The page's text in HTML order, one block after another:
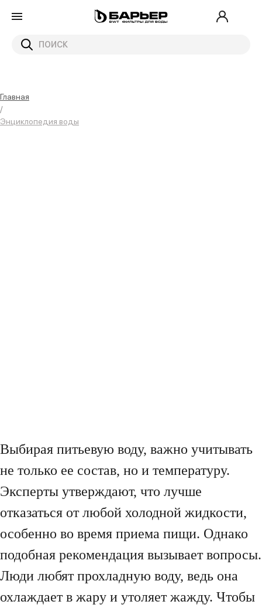
Главная
/
Энциклопедия воды
Выбирая питьевую воду, важно учитывать
не только ее состав, но и температуру.
Эксперты утверждают, что лучше
отказаться от любой холодной жидкости,
особенно во время приема пищи. Однако
подобная рекомендация вызывает вопросы.
Люди любят прохладную воду, ведь она
охлаждает в жару и утоляет жажду. Чтобы